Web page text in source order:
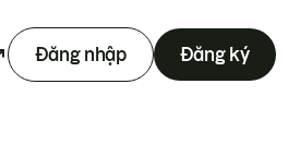
Đăng nhập Đăng ký